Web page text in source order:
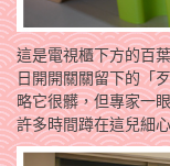
這是電視櫃下方的百
日開開關關留下的「
略它很髒，但專家一
許多時間蹲在這兒細